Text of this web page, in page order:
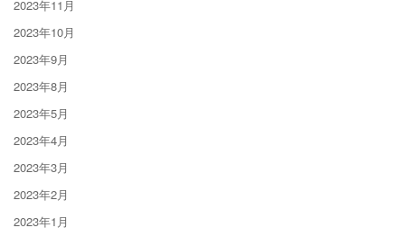
2023年11月
2023年10月
2023年9月
2023年8月
2023年5月
2023年4月
2023年3月
2023年2月
2023年1月